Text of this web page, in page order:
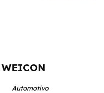
Automotivo